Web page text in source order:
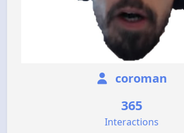
coroman
365
Interactions